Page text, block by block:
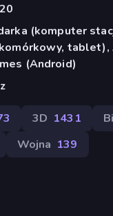
(komputer
tablet),
(Android)
3D 1431
Wojna 139